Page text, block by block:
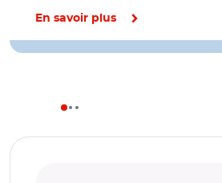
En savoir plus